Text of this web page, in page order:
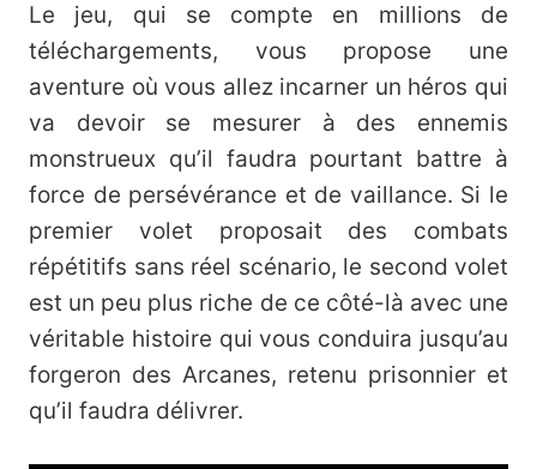
Le jeu, qui se compte en millions de
téléchargements, vous propose une
aventure où vous allez incarner un héros qui
va devoir se mesurer à des ennemis
monstrueux qu’il faudra pourtant battre à
force de persévérance et de vaillance. Si le
premier volet proposait des combats
répétitifs sans réel scénario, le second volet
est un peu plus riche de ce côté-là avec une
véritable histoire qui vous conduira jusqu’au
forgeron des Arcanes, retenu prisonnier et
qu’il faudra délivrer.